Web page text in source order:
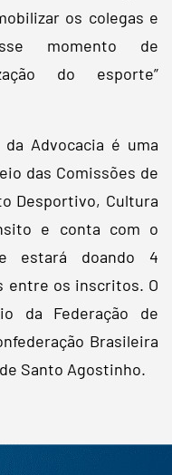
os colegas e
momento de
do esporte”
Advocacia é uma
das Comissões de
Desportivo, Cultura
e conta com o
estará doando 4
entre os inscritos. O
da Federação de
Brasileira
Santo Agostinho.